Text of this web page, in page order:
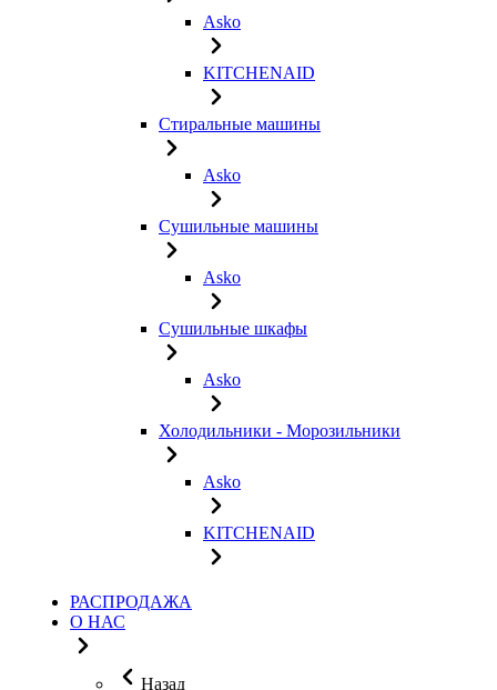
Asko
KITCHENAID
Стиральные машины
Asko
Сушильные машины
Asko
Сушильные шкафы
Asko
Холодильники - Морозильники
Asko
KITCHENAID
РАСПРОДАЖА
О НАС
Назад